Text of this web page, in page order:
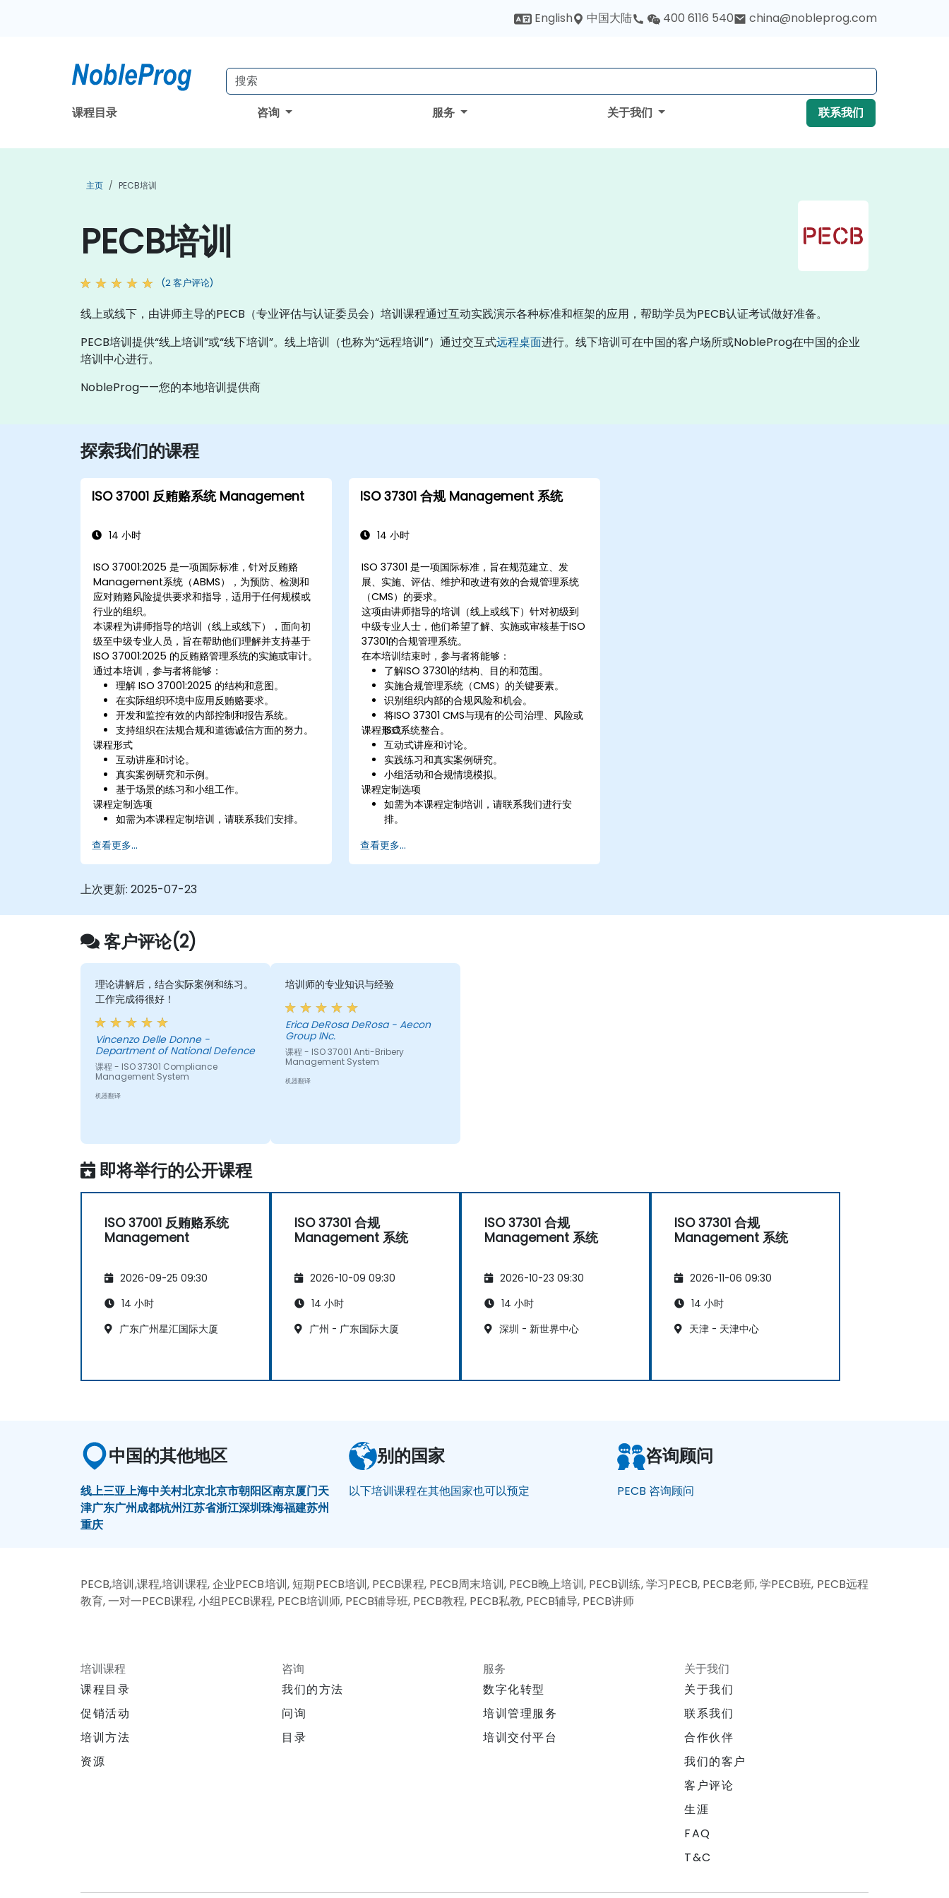
English 中国大陆 400 6116 540 china@nobleprog.com
课程目录 咨询 服务 关于我们 联系我们
主页 PECB培训
PECB培训
(2 客户评论)
线上或线下，由讲师主导的PECB（专业评估与认证委员会）培训课程通过互动实践演示各种标准和框架的应用，帮助学员为PECB认证考试做好准备。
PECB培训提供“线上培训”或“线下培训”。线上培训（也称为“远程培训”）通过交互式远程桌面进行。线下培训可在中国的客户场所或NobleProg在中国的企业
培训中心进行。
NobleProg——您的本地培训提供商
探索我们的课程
ISO 37001 反贿赂系统 Management
14 小时
ISO 37001:2025 是一项国际标准，针对反贿赂
Management系统（ABMS），为预防、检测和
应对贿赂风险提供要求和指导，适用于任何规模或
行业的组织。
本课程为讲师指导的培训（线上或线下），面向初
级至中级专业人员，旨在帮助他们理解并支持基于
ISO 37001:2025 的反贿赂管理系统的实施或审计。
通过本培训，参与者将能够：
理解 ISO 37001:2025 的结构和意图。
在实际组织环境中应用反贿赂要求。
开发和监控有效的内部控制和报告系统。
支持组织在法规合规和道德诚信方面的努力。
课程形式
互动讲座和讨论。
真实案例研究和示例。
基于场景的练习和小组工作。
课程定制选项
如需为本课程定制培训，请联系我们安排。
查看更多...
ISO 37301 合规 Management 系统
14 小时
ISO 37301 是一项国际标准，旨在规范建立、发
展、实施、评估、维护和改进有效的合规管理系统
（CMS）的要求。
这项由讲师指导的培训（线上或线下）针对初级到
中级专业人士，他们希望了解、实施或审核基于ISO
37301的合规管理系统。
在本培训结束时，参与者将能够：
了解ISO 37301的结构、目的和范围。
实施合规管理系统（CMS）的关键要素。
识别组织内部的合规风险和机会。
将ISO 37301 CMS与现有的公司治理、风险或
ISO系统整合。
课程形式
互动式讲座和讨论。
实践练习和真实案例研究。
小组活动和合规情境模拟。
课程定制选项
如需为本课程定制培训，请联系我们进行安
排。
查看更多...
上次更新: 2025-07-23
客户评论(2)
理论讲解后，结合实际案例和练习。
工作完成得很好！
Vincenzo Delle Donne -
Department of National Defence
课程 - ISO 37301 Compliance
Management System
机器翻译
培训师的专业知识与经验
Erica DeRosa DeRosa - Aecon
Group INc.
课程 - ISO 37001 Anti-Bribery
Management System
机器翻译
即将举行的公开课程
ISO 37001 反贿赂系统
Management
2026-09-25 09:30
14 小时
广东广州星汇国际大厦
ISO 37301 合规
Management 系统
2026-10-09 09:30
14 小时
广州 - 广东国际大厦
ISO 37301 合规
Management 系统
2026-10-23 09:30
14 小时
深圳 - 新世界中心
ISO 37301 合规
Management 系统
2026-11-06 09:30
14 小时
天津 - 天津中心
中国的其他地区
线上三亚上海中关村北京北京市朝阳区南京厦门天
津广东广州成都杭州江苏省浙江深圳珠海福建苏州
重庆
别的国家
以下培训课程在其他国家也可以预定
咨询顾问
PECB 咨询顾问
PECB,培训,课程,培训课程, 企业PECB培训, 短期PECB培训, PECB课程, PECB周末培训, PECB晚上培训, PECB训练, 学习PECB, PECB老师, 学PECB班, PECB远程
教育, 一对一PECB课程, 小组PECB课程, PECB培训师, PECB辅导班, PECB教程, PECB私教, PECB辅导, PECB讲师
培训课程
课程目录
促销活动
培训方法
资源
咨询
我们的方法
问询
目录
服务
数字化转型
培训管理服务
培训交付平台
关于我们
关于我们
联系我们
合作伙伴
我们的客户
客户评论
生涯
FAQ
T&C